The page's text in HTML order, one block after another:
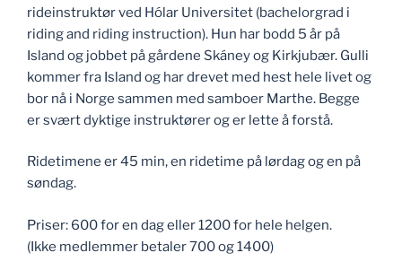
rideinstruktør ved Hólar Universitet (bachelorgrad i
riding and riding instruction). Hun har bodd 5 år på
Island og jobbet på gårdene Skáney og Kirkjubær. Gulli
kommer fra Island og har drevet med hest hele livet og
bor nå i Norge sammen med samboer Marthe. Begge
er svært dyktige instruktører og er lette å forstå.
Ridetimene er 45 min, en ridetime på lørdag og en på
søndag.
Priser: 600 for en dag eller 1200 for hele helgen.
(Ikke medlemmer betaler 700 og 1400)